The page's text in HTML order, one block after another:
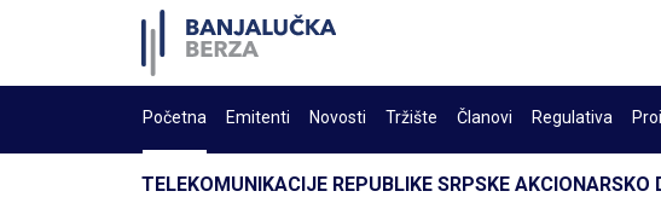
Početna Emitenti Novosti Tržište Članovi Regulativa
TELEKOMUNIKACIJE REPUBLIKE SRPSKE